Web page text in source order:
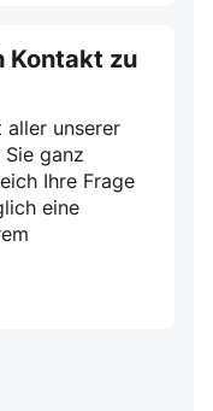
Kontakt zu
aller unserer
ganz
Ihre Frage
eine